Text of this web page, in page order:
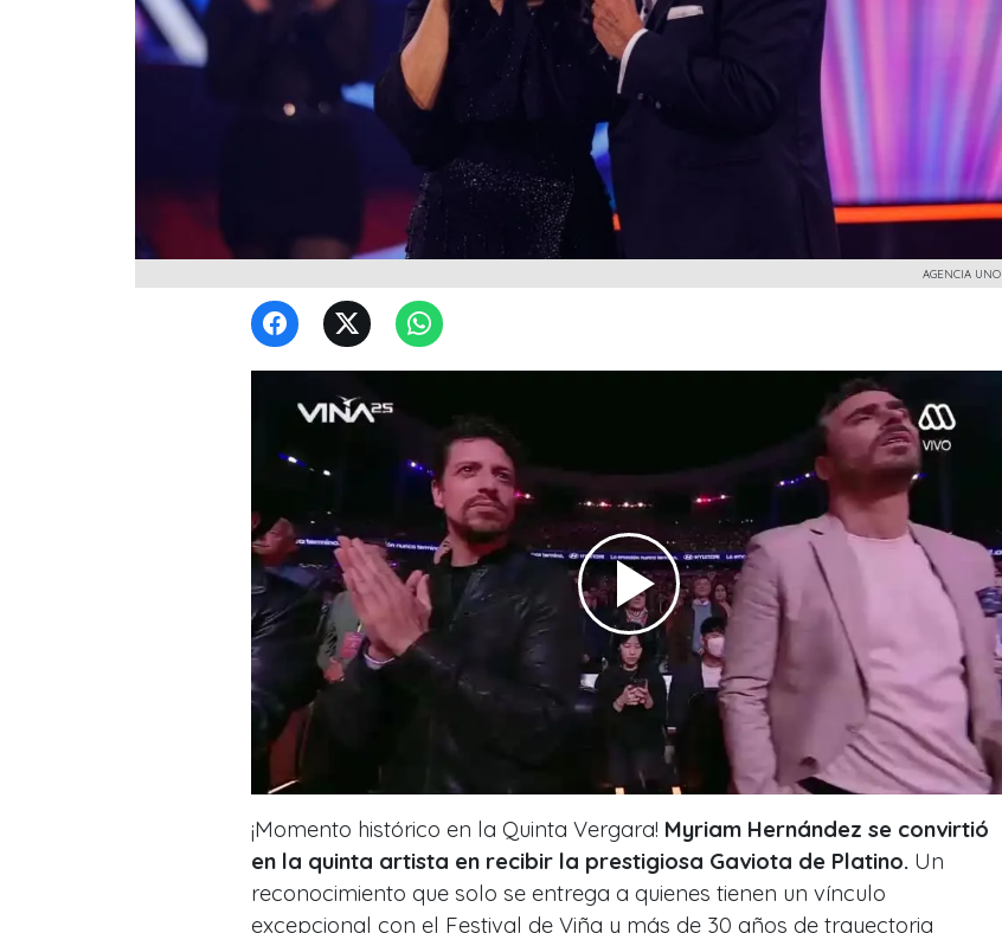
AGENCIA UNO
¡Momento histórico en la Quinta Vergara! Myriam Hernández se convirtió
en la quinta artista en recibir la prestigiosa Gaviota de Platino. Un
reconocimiento que solo se entrega a quienes tienen un vínculo
excepcional con el Festival de Viña y más de 30 años de trayectoria